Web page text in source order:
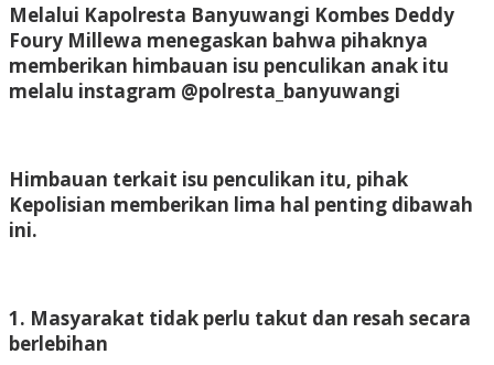
Melalui Kapolresta Banyuwangi Kombes Deddy
Foury Millewa menegaskan bahwa pihaknya
memberikan himbauan isu penculikan anak itu
melalu instagram @polresta_banyuwangi
Himbauan terkait isu penculikan itu, pihak
Kepolisian memberikan lima hal penting dibawah
ini.
1. Masyarakat tidak perlu takut dan resah secara
berlebihan